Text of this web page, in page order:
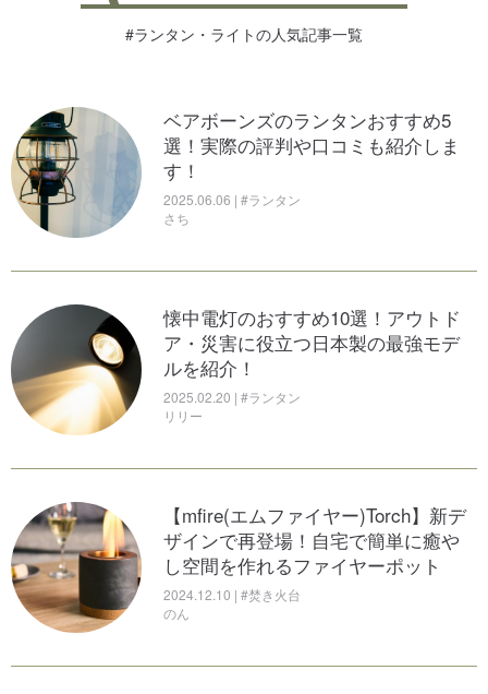
#ランタン・ライトの人気記事一覧
ベアボーンズのランタンおすすめ5
選！実際の評判や口コミも紹介しま
す！
2025.06.06 | #ランタン
さち
懐中電灯のおすすめ10選！アウトド
ア・災害に役立つ日本製の最強モデ
ルを紹介！
2025.02.20 | #ランタン
リリー
【mfire(エムファイヤー)Torch】新デ
ザインで再登場！自宅で簡単に癒や
し空間を作れるファイヤーポット
2024.12.10 | #焚き火台
のん